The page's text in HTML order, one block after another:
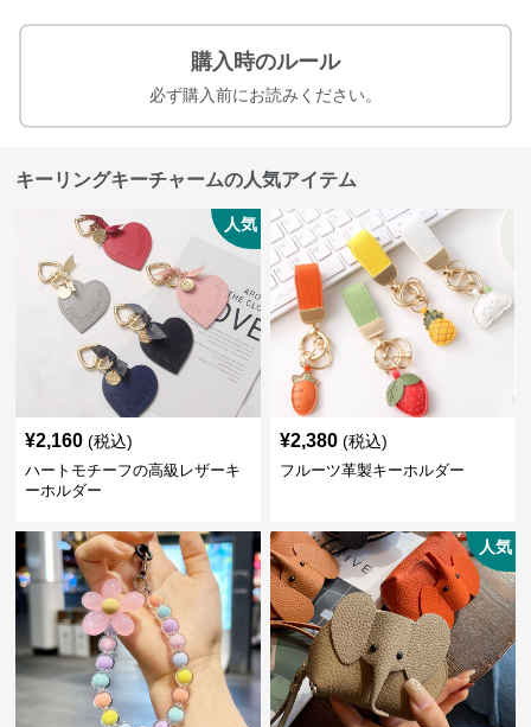
購入時のルール
必ず購入前にお読みください。
キーリングキーチャームの人気アイテム
人気
¥2,160 (税込)
ハートモチーフの高級レザーキ
ーホルダー
¥2,380 (税込)
フルーツ革製キーホルダー
人気